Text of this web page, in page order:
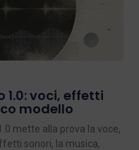
1.0: voci, effetti
modello
mette alla prova la voce,
sonori, la musica,